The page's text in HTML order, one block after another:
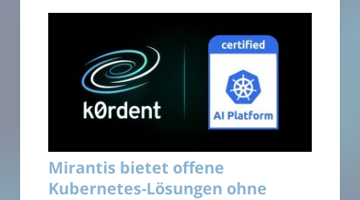
Mirantis bietet offene
Kubernetes-Lösungen ohne